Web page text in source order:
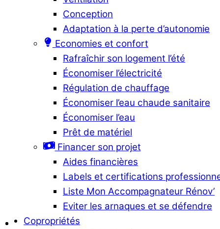
Conception
Adaptation à la perte d’autonomie
Economies et confort
Rafraîchir son logement l’été
Économiser l’électricité
Régulation de chauffage
Économiser l’eau chaude sanitaire
Économiser l’eau
Prêt de matériel
Financer son projet
Aides financières
Labels et certifications
Liste Mon Accompagnateur Rénov’
Eviter les arnaques et se défendre
Copropriétés